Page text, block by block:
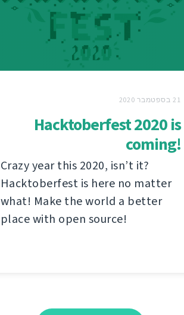
21 בספטמבר 2020
Hacktoberfest 2020 is
coming!
Crazy year this 2020, isn’t it?
Hacktoberfest is here no matter
what! Make the world a better
place with open source!